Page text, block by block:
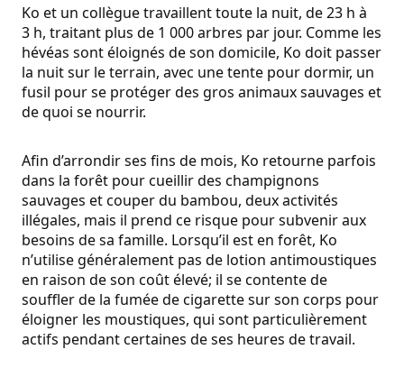
Ko et un collègue travaillent toute la nuit, de 23 h à
3 h, traitant plus de 1 000 arbres par jour. Comme les
hévéas sont éloignés de son domicile, Ko doit passer
la nuit sur le terrain, avec une tente pour dormir, un
fusil pour se protéger des gros animaux sauvages et
de quoi se nourrir.
Afin d’arrondir ses fins de mois, Ko retourne parfois
dans la forêt pour cueillir des champignons
sauvages et couper du bambou, deux activités
illégales, mais il prend ce risque pour subvenir aux
besoins de sa famille. Lorsqu’il est en forêt, Ko
n’utilise généralement pas de lotion antimoustiques
en raison de son coût élevé; il se contente de
souffler de la fumée de cigarette sur son corps pour
éloigner les moustiques, qui sont particulièrement
actifs pendant certaines de ses heures de travail.